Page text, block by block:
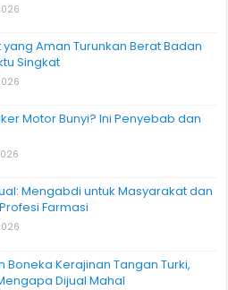
yang Aman Turunkan Berat Badan
Singkat
Motor Bunyi? Ini Penyebab dan
Mengabdi untuk Masyarakat dan
Farmasi
Boneka Kerajinan Tangan Turki,
Dijual Mahal